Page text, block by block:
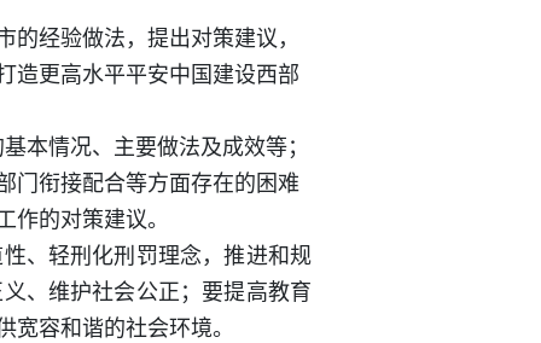
经验做法，提出对策建议，
造更高水平平安中国建设西部
情况、主要做法及成效等；
门衔接配合等方面存在的困难
的对策建议。
、轻刑化刑罚理念，推进和规
、维护社会公正；要提高教育
容和谐的社会环境。